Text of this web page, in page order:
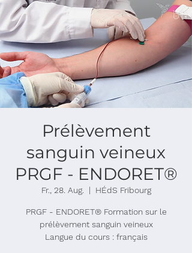
Prélèvement
sanguin veineux
PRGF - ENDORET®
Fr., 28. Aug.
  |
HÉdS Fribourg
PRGF - ENDORET® Formation sur le
prélèvement sanguin veineux
Langue du cours : français